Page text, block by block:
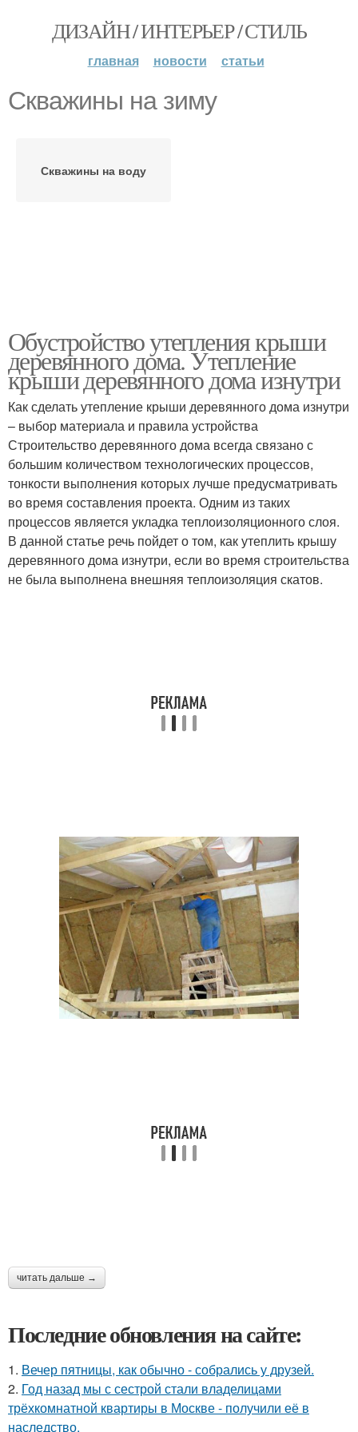
ДИЗАЙН / ИНТЕРЬЕР / СТИЛЬ
главная новости статьи
Скважины на зиму
Скважины на воду
Обустройство утепления крыши
деревянного дома. Утепление
крыши деревянного дома изнутри
Как сделать утепление крыши деревянного дома изнутри
– выбор материала и правила устройства
Строительство деревянного дома всегда связано с
большим количеством технологических процессов,
тонкости выполнения которых лучше предусматривать
во время составления проекта. Одним из таких
процессов является укладка теплоизоляционного слоя.
В данной статье речь пойдет о том, как утеплить крышу
деревянного дома изнутри, если во время строительства
не была выполнена внешняя теплоизоляция скатов.
читать дальше →
Последние обновления на сайте:
1. Вечер пятницы, как обычно - собрались у друзей.
2. Год назад мы с сестрой стали владелицами
трёхкомнатной квартиры в Москве - получили её в
наследство.